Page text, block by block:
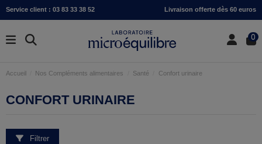
Service client : 03 83 33 38 52 Livraison offerte dès 60 euros
0
Accueil Nos Compléments alimentaires Santé Confort urinaire
CONFORT URINAIRE
Filtrer